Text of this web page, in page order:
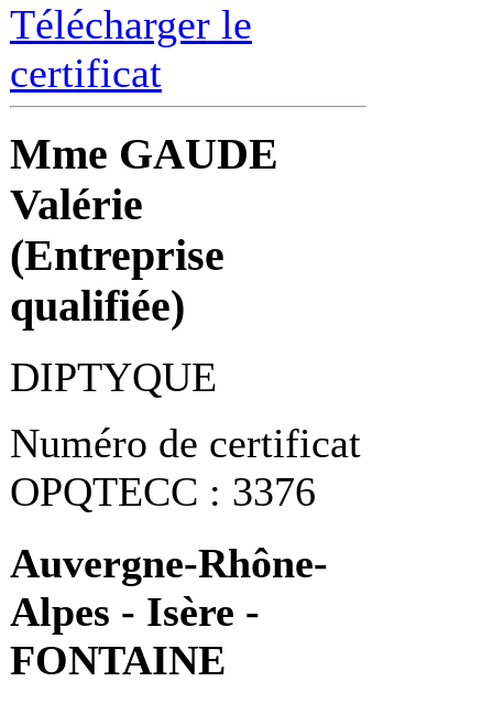
Télécharger le
certificat
Mme GAUDE
Valérie
(Entreprise
qualifiée)
DIPTYQUE
Numéro de certificat
OPQTECC : 3376
Auvergne-Rhône-
Alpes - Isère -
FONTAINE